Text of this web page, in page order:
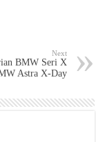
Next
BMW Seri X
Astra X-Day